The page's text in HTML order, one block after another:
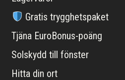
Gratis trygghetspaket
Tjäna EuroBonus-poäng
Solskydd till fönster
Hitta din ort